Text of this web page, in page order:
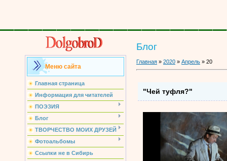
Меню сайта
Главная страница
Информация для читателей
ПОЭЗИЯ
Блог
ТВОРЧЕСТВО МОИХ ДРУЗЕЙ
Фотоальбомы
Ссылки не в Сибирь
Блог
Главная » 2020 » Апрель » 20
"Чей туфля?"